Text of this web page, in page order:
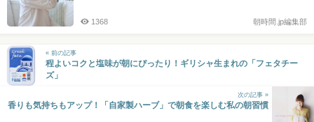
朝時間.jp編集部
1368
« 前の記事
程よいコクと塩味が朝にぴったり！ギリシャ生まれの「フェタチー
ズ」
次の記事 »
香りも気持ちもアップ！「自家製ハーブ」で朝食を楽しむ私の朝習慣